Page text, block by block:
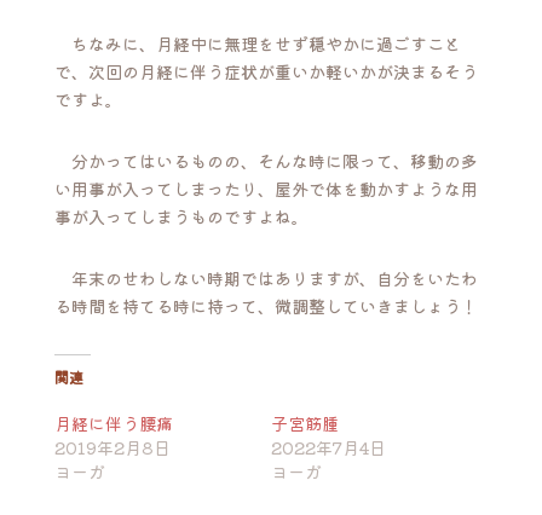
ちなみに、月経中に無理をせず穏やかに過ごすこと
で、次回の月経に伴う症状が重いか軽いかが決まるそう
ですよ。
分かってはいるものの、そんな時に限って、移動の多
い用事が入ってしまったり、屋外で体を動かすような用
事が入ってしまうものですよね。
年末のせわしない時期ではありますが、自分をいたわ
る時間を持てる時に持って、微調整していきましょう！
関連
月経に伴う腰痛
2019年2月8日
ヨーガ
子宮筋腫
2022年7月4日
ヨーガ